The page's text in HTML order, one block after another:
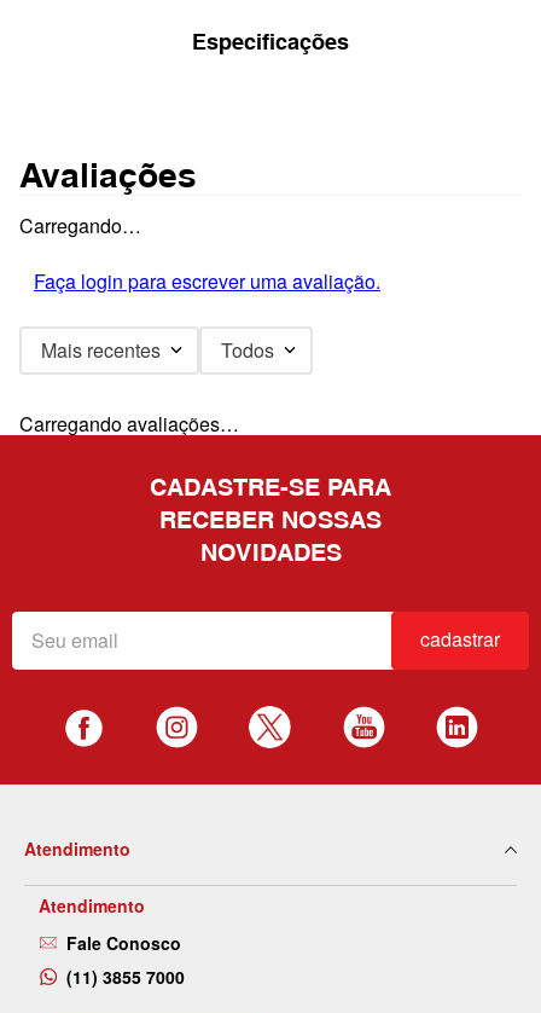
Especificações
Avaliações
Carregando…
Faça login para escrever uma avaliação.
Mais recentes Todos
Carregando avaliações…
CADASTRE-SE PARA
RECEBER NOSSAS
NOVIDADES
cadastrar
Atendimento
Atendimento
Fale Conosco
(11) 3855 7000